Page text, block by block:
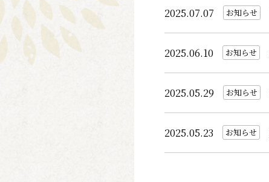
2025.07.07 お知らせ
2025.06.10 お知らせ
2025.05.29 お知らせ
2025.05.23 お知らせ